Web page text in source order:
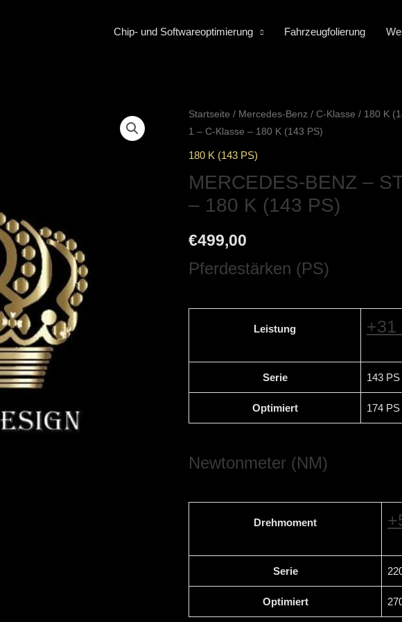
Chip- und Softwareoptimierung Fahrzeugfolierung
Startseite / Mercedes-Benz / C-Klasse / 180 K
1 – C-Klasse – 180 K (143 PS)
180 K (143 PS)
MERCEDES-BENZ –
– 180 K (143 PS)
€499,00
Pferdestärken (PS)
Leistung +31
Serie 143 PS
Optimiert 174 PS
Newtonmeter (NM)
Drehmoment
Serie
Optimiert